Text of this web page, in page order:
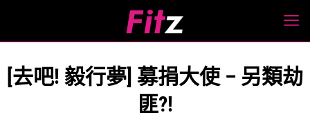
[去吧! 毅行夢] 募捐大使 – 另類劫
匪?!